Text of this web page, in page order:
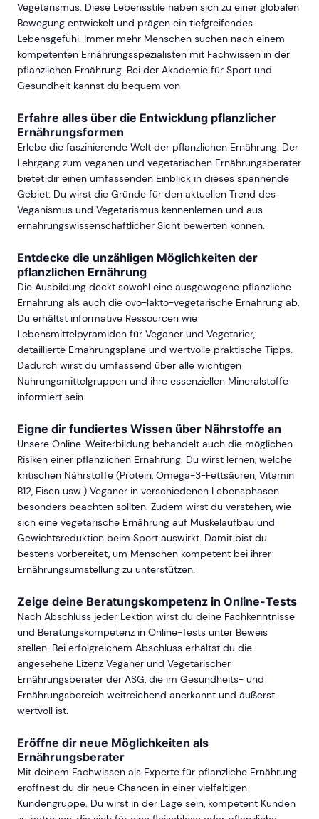
Vegetarismus. Diese Lebensstile haben sich zu einer globalen
Bewegung entwickelt und prägen ein tiefgreifendes
Lebensgefühl. Immer mehr Menschen suchen nach einem
kompetenten Ernährungsspezialisten mit Fachwissen in der
pflanzlichen Ernährung. Bei der Akademie für Sport und
Gesundheit kannst du bequem von
Erfahre alles über die Entwicklung pflanzlicher
Ernährungsformen
Erlebe die faszinierende Welt der pflanzlichen Ernährung. Der
Lehrgang zum veganen und vegetarischen Ernährungsberater
bietet dir einen umfassenden Einblick in dieses spannende
Gebiet. Du wirst die Gründe für den aktuellen Trend des
Veganismus und Vegetarismus kennenlernen und aus
ernährungswissenschaftlicher Sicht bewerten können.
Entdecke die unzähligen Möglichkeiten der
pflanzlichen Ernährung
Die Ausbildung deckt sowohl eine ausgewogene pflanzliche
Ernährung als auch die ovo-lakto-vegetarische Ernährung ab.
Du erhältst informative Ressourcen wie
Lebensmittelpyramiden für Veganer und Vegetarier,
detaillierte Ernährungspläne und wertvolle praktische Tipps.
Dadurch wirst du umfassend über alle wichtigen
Nahrungsmittelgruppen und ihre essenziellen Mineralstoffe
informiert sein.
Eigne dir fundiertes Wissen über Nährstoffe an
Unsere Online-Weiterbildung behandelt auch die möglichen
Risiken einer pflanzlichen Ernährung. Du wirst lernen, welche
kritischen Nährstoffe (Protein, Omega-3-Fettsäuren, Vitamin
B12, Eisen usw.) Veganer in verschiedenen Lebensphasen
besonders beachten sollten. Zudem wirst du verstehen, wie
sich eine vegetarische Ernährung auf Muskelaufbau und
Gewichtsreduktion beim Sport auswirkt. Damit bist du
bestens vorbereitet, um Menschen kompetent bei ihrer
Ernährungsumstellung zu unterstützen.
Zeige deine Beratungskompetenz in Online-Tests
Nach Abschluss jeder Lektion wirst du deine Fachkenntnisse
und Beratungskompetenz in Online-Tests unter Beweis
stellen. Bei erfolgreichem Abschluss erhältst du die
angesehene Lizenz Veganer und Vegetarischer
Ernährungsberater der ASG, die im Gesundheits- und
Ernährungsbereich weitreichend anerkannt und äußerst
wertvoll ist.
Eröffne dir neue Möglichkeiten als
Ernährungsberater
Mit deinem Fachwissen als Experte für pflanzliche Ernährung
eröffnest du dir neue Chancen in einer vielfältigen
Kundengruppe. Du wirst in der Lage sein, kompetent Kunden